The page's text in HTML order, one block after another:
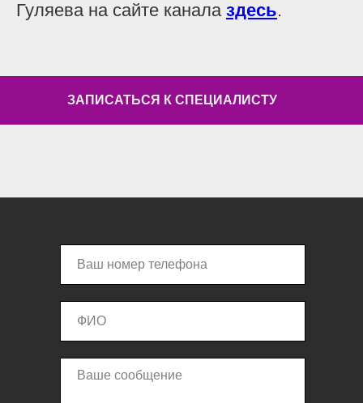
Гуляева на сайте канала здесь.
ЗАПИСАТЬСЯ К СПЕЦИАЛИСТУ